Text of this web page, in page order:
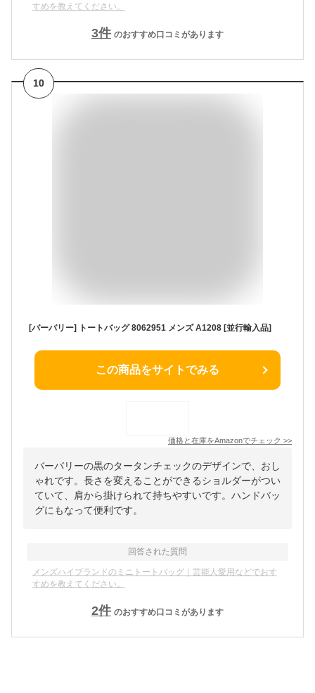
すめを教えてください。
3件 のおすすめ口コミがあります
10
[バーバリー] トートバッグ 8062951 メンズ A1208 [並行輸入品]
この商品をサイトでみる
価格と在庫をAmazonでチェック >>
バーバリーの黒のタータンチェックのデザインで、おし
ゃれです。長さを変えることができるショルダーがつい
ていて、肩から掛けられて持ちやすいです。ハンドバッ
グにもなって便利です。
回答された質問
メンズハイブランドのミニトートバッグ｜芸能人愛用などでおす
すめを教えてください。
2件 のおすすめ口コミがあります